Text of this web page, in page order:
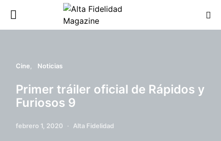
Cine Noticias
Primer tráiler oficial de Rápidos y
Furiosos 9
febrero 1, 2020 Alta Fidelidad